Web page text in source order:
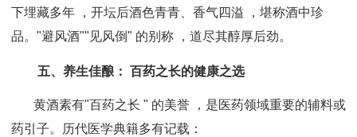
下埋藏多年 ，开坛后酒色青青、香气四溢 ，堪称酒中珍
品。"避风酒""见风倒" 的别称 ，道尽其醇厚后劲。
五、养生佳酿： 百药之长的健康之选
黄酒素有"百药之长 " 的美誉 ，是医药领域重要的辅料或
药引子。历代医学典籍多有记载：